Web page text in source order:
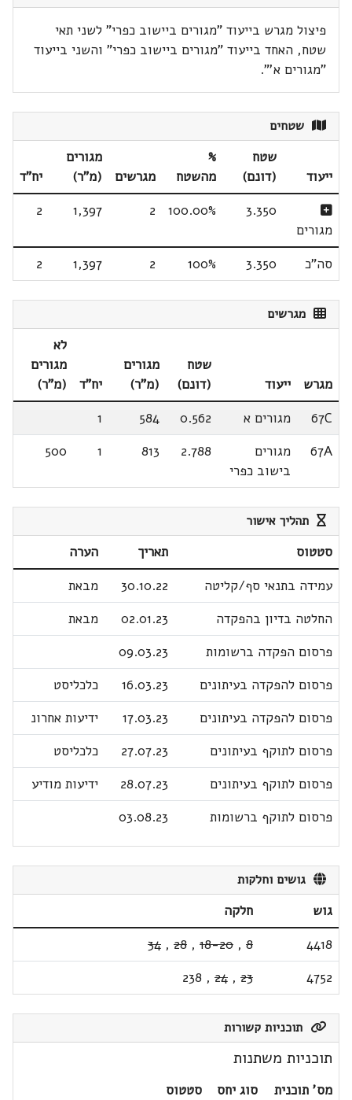
פיצול מגרש בייעוד "מגורים ביישוב כפרי" לשני תאי
שטח, האחד בייעוד "מגורים ביישוב כפרי" והשני בייעוד
"מגורים א'".
שטחים
ייעוד
שטח
(דונם)
%
מהשטח
מגרשים
מגורים
(מ"ר)
יח"ד
מגורים
3.350
100.00%
2
1,397
2
סה"כ 3.350
100%
2
1,397
2
מגרשים
מגרש ייעוד
שטח
(דונם)
מגורים
(מ"ר)
יח"ד
לא
מגורים
(מ"ר)
67C
מגורים א 0.562
584
1
67A
מגורים
בישוב כפרי
2.788
813
1
500
תהליך אישור
סטטוס תאריך
הערה
עמידה בתנאי סף/קליטה
30.10.22
מבאת
החלטה בדיון בהפקדה
02.01.23
מבאת
פרסום הפקדה ברשומות
09.03.23
פרסום להפקדה בעיתונים
16.03.23
כלכליסט
פרסום להפקדה בעיתונים
17.03.23
ידיעות אחרונ
פרסום לתוקף בעיתונים
27.07.23
כלכליסט
פרסום לתוקף בעיתונים
28.07.23
ידיעות מודיע
פרסום לתוקף ברשומות
03.08.23
גושים וחלקות
גוש
חלקה
4418
8
,
18-20
,
28
,
34
4752
23
,
24
,
238
תוכניות קשורות
תוכניות משתנות
מס' תוכנית סוג יחס
סטטוס